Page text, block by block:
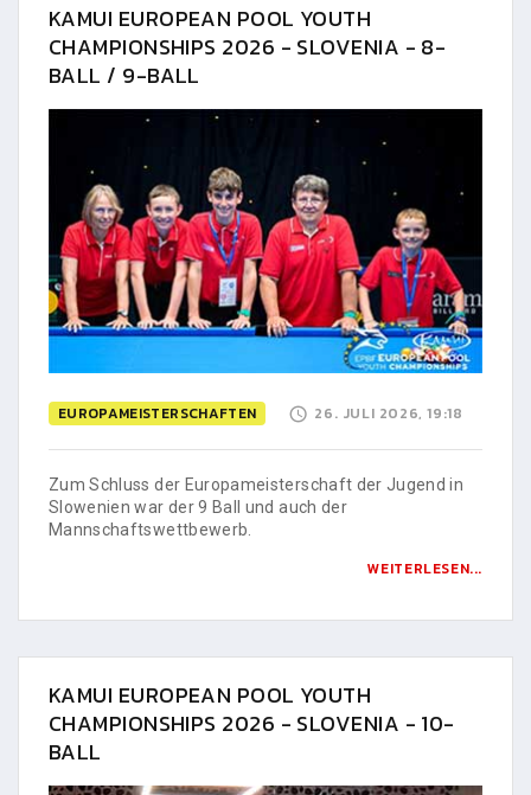
KAMUI EUROPEAN POOL YOUTH
CHAMPIONSHIPS 2026 - SLOVENIA - 8-
BALL / 9-BALL
EUROPAMEISTERSCHAFTEN 26. JULI 2026, 19:18
Zum Schluss der Europameisterschaft der Jugend in
Slowenien war der 9 Ball und auch der
Mannschaftswettbewerb.
WEITERLESEN...
KAMUI EUROPEAN POOL YOUTH
CHAMPIONSHIPS 2026 - SLOVENIA - 10-
BALL